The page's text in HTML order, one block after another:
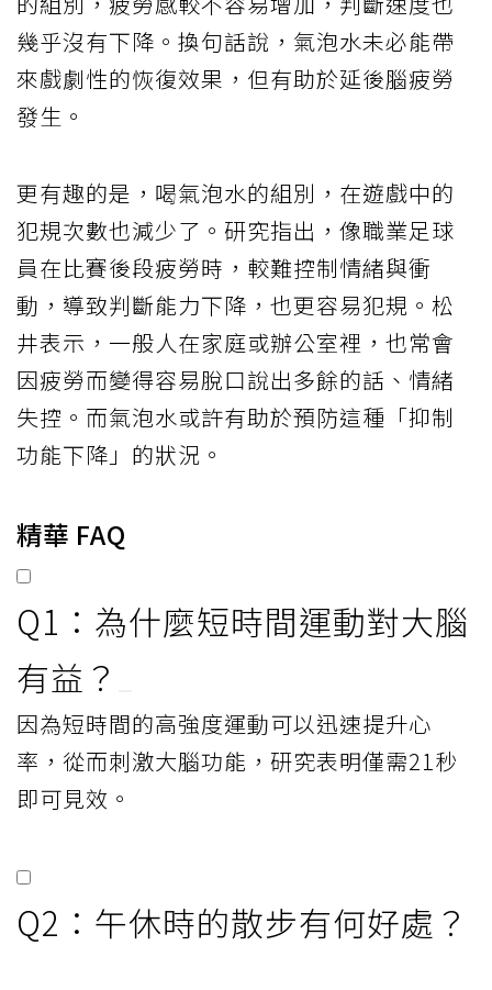
幾乎沒有下降。換句話說，氣泡水未必能帶
來戲劇性的恢復效果，但有助於延後腦疲勞
發生。
更有趣的是，喝氣泡水的組別，在遊戲中的
犯規次數也減少了。研究指出，像職業足球
員在比賽後段疲勞時，較難控制情緒與衝
動，導致判斷能力下降，也更容易犯規。松
井表示，一般人在家庭或辦公室裡，也常會
因疲勞而變得容易脫口說出多餘的話、情緒
失控。而氣泡水或許有助於預防這種「抑制
功能下降」的狀況。
精華 FAQ
Q1：為什麼短時間運動對大腦
有益？
因為短時間的高強度運動可以迅速提升心
率，從而刺激大腦功能，研究表明僅需21秒
即可見效。
Q2：午休時的散步有何好處？